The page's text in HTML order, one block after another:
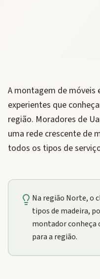
A montagem de móveis
experientes que
região. Moradores de
uma rede crescente de
todos os tipos de
Na região Norte, o
tipos de madeira,
montador conheça
para a região.